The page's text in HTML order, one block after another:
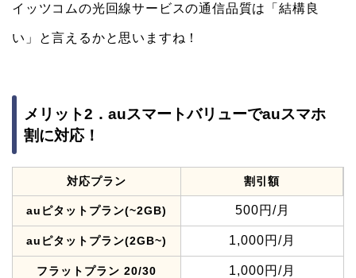
イッツコムの光回線サービスの通信品質は「結構良
い」と言えるかと思いますね！
メリット2．auスマートバリューでauスマホ
割に対応！
対応プラン 割引額
auピタットプラン(~2GB) 500円/月
auピタットプラン(2GB~) 1,000円/月
フラットプラン 20/30 1,000円/月